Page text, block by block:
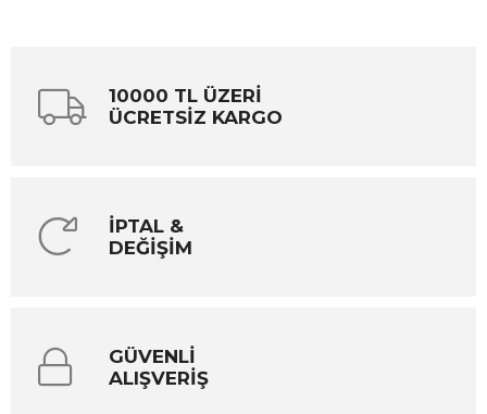
10000 TL ÜZERİ
ÜCRETSİZ KARGO
İPTAL &
DEĞİŞİM
GÜVENLİ
ALIŞVERİŞ